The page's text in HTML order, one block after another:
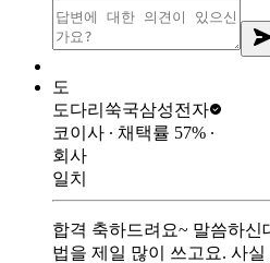
도
도다리쑥국삼성전자
코이사 ∙ 채택률 57% ∙
회사
일치
합격 축하드려요~ 말씀하신
법을 제일 많이 쓰고요. 사